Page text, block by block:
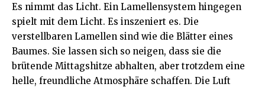
Es nimmt das Licht. Ein Lamellensystem hingegen
spielt mit dem Licht. Es inszeniert es. Die
verstellbaren Lamellen sind wie die Blätter eines
Baumes. Sie lassen sich so neigen, dass sie die
brütende Mittagshitze abhalten, aber trotzdem eine
helle, freundliche Atmosphäre schaffen. Die Luft